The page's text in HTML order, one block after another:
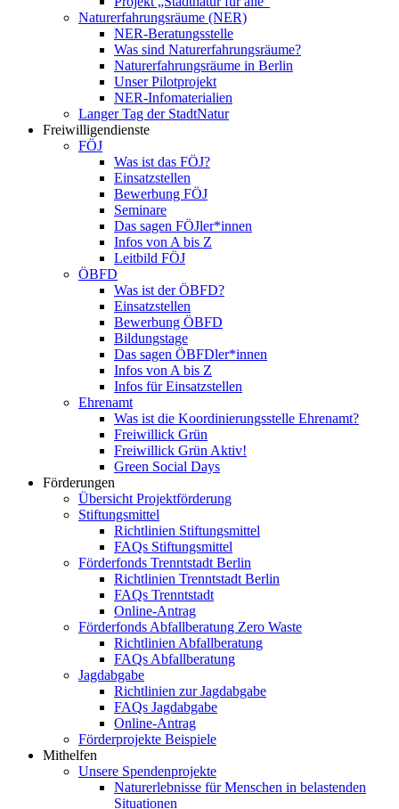
Naturerfahrungsräume (NER)
NER-Beratungsstelle
Was sind Naturerfahrungsräume?
Naturerfahrungsräume in Berlin
Unser Pilotprojekt
NER-Infomaterialien
Langer Tag der StadtNatur
Freiwilligendienste
FÖJ
Was ist das FÖJ?
Einsatzstellen
Bewerbung FÖJ
Seminare
Das sagen FÖJler*innen
Infos von A bis Z
Leitbild FÖJ
ÖBFD
Was ist der ÖBFD?
Einsatzstellen
Bewerbung ÖBFD
Bildungstage
Das sagen ÖBFDler*innen
Infos von A bis Z
Infos für Einsatzstellen
Ehrenamt
Was ist die Koordinierungsstelle Ehrenamt?
Freiwillick Grün
Freiwillick Grün Aktiv!
Green Social Days
Förderungen
Übersicht Projektförderung
Stiftungsmittel
Richtlinien Stiftungsmittel
FAQs Stiftungsmittel
Förderfonds Trenntstadt Berlin
Richtlinien Trenntstadt Berlin
FAQs Trenntstadt
Online-Antrag
Förderfonds Abfallberatung Zero Waste
Richtlinien Abfallberatung
FAQs Abfallberatung
Jagdabgabe
Richtlinien zur Jagdabgabe
FAQs Jagdabgabe
Online-Antrag
Förderprojekte Beispiele
Mithelfen
Unsere Spendenprojekte
Naturerlebnisse für Menschen in belastenden
Situationen